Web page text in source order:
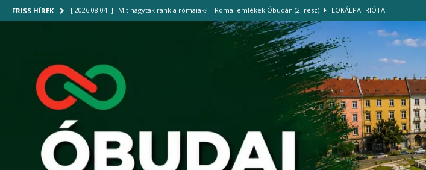
FRISS HÍREK [ 2026.08.04. ] Mit hagytak ránk a rómaiak? – Római emlékek Óbudán (2. rész) LOKÁLPATRIÓTA
Harmadfokú hőségriasztás: vigyázzunk egymásra, és használjuk tudatosan a vizet és az energiát!
Közel 700 palack hűtött vizet osztottak ki a III. kerületi TISZA Szigetek önkéntesei
[ 2026.07.29. ] Új hűtőrendszer működik a Szent Margit Kórházban HÍREK
[ 2026.08.04. ] Új gyalogoshíd kötheti össze Óbudát az Óbudai-szigettel HÍREK